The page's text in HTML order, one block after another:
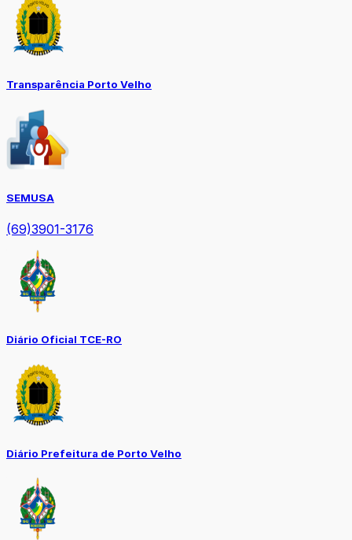
Transparência Porto Velho
SEMUSA
(69)3901-3176
Diário Oficial TCE-RO
Diário Prefeitura de Porto Velho